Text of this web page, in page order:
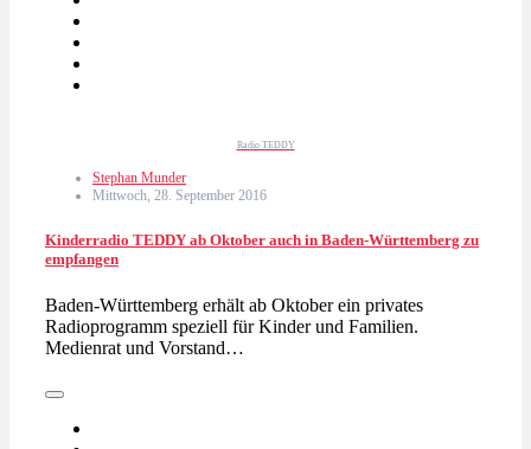
Radio TEDDY
Stephan Munder
Mittwoch, 28. September 2016
Kinderradio TEDDY ab Oktober auch in Baden-Württemberg zu
empfangen
Baden-Württemberg erhält ab Oktober ein privates
Radioprogramm speziell für Kinder und Familien.
Medienrat und Vorstand…